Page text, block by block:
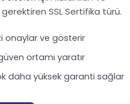
SSL Sertifika türü.
onaylar ve gösterir
ortamı yaratır
daha yüksek garanti sağlar